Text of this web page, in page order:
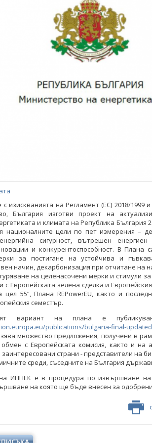
с изискванията на Регламент (ЕС) 2018/1999
България изготви проект на
и климата на Република България
националните цели по пет измерения –
сигурност, вътрешен
и конкурентоспособност. В Плана
за постигане на устойчива и
начин, декарбонизация при отчитане на
на целенасочени мерки и стимули
с Европейската зелена сделка и
цел 55“, Плана RЕPowerEU, както и
семестър.
вариант на плана е
publications/bulgaria-final-
множество предложения, получени в
с Европейската комисия, както и на
заинтересовани страни - представители на
среди, съседните на България
ИНПЕК е в процедура по извършване на
на която ще бъде внесен за